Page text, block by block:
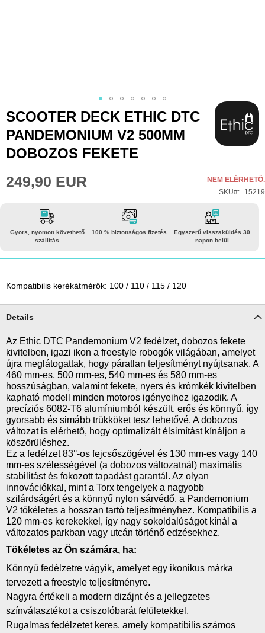
Ugrás
képgaléria
elejére
SCOOTER DECK ETHIC DTC
PANDEMONIUM V2 500MM
DOBOZOS FEKETE
249,90 EUR
NEM ELÉRHETŐ.
SKU
15219
Gyors, nyomon követhető
szállítás
100 % biztonságos fizetés
Egyszerű visszaküldés 30
napon belül
Kompatibilis kerékátmérők: 100 / 110 / 115 / 120
Details
Az Ethic DTC Pandemonium V2 fedélzet, dobozos fekete
kivitelben, igazi ikon a freestyle robogók világában, amelyet
újra meglátogattak, hogy páratlan teljesítményt nyújtsanak. A
460 mm-es, 500 mm-es, 540 mm-es és 580 mm-es
hosszúságban, valamint fekete, nyers és krómkék kivitelben
kapható modell minden motoros igényeihez igazodik. A
precíziós 6082-T6 alumíniumból készült, erős és könnyű, így
gyorsabb és simább trükköket tesz lehetővé. A dobozos
változat is elérhető, hogy optimalizált élsimítást kínáljon a
köszörüléshez.
Ez a fedélzet 83°-os fejcsőszögével és 130 mm-es vagy 140
mm-es szélességével (a dobozos változatnál) maximális
stabilitást és fokozott tapadást garantál. Az olyan
innovációkkal, mint a Torx tengelyek a nagyobb
szilárdságért és a könnyű nylon sárvédő, a Pandemonium
V2 tökéletes a hosszan tartó teljesítményhez. Kompatibilis a
120 mm-es kerekekkel, így nagy sokoldalúságot kínál a
változatos parkban vagy utcán történő edzésekhez.
Tökéletes az Ön számára, ha:
Könnyű fedélzetre vágyik, amelyet egy ikonikus márka
tervezett a freestyle teljesítményre.
Nagyra értékeli a modern dizájnt és a jellegzetes
színválasztékot a csiszolóbarát felületekkel.
Rugalmas fedélzetet keres, amely kompatibilis számos